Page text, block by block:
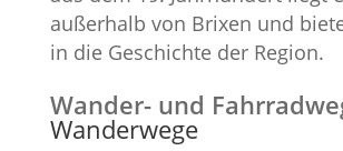
außerhalb von Brixen und
in die Geschichte der Region.
Wander- und
Wanderwege